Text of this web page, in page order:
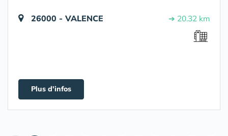
26000 - VALENCE ➔ 20.32 km
Plus d'infos